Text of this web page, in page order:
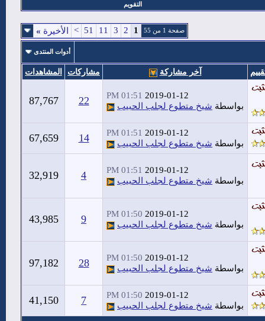
التقويم
صفحة 1 من 55 1
2
3
11
51
> الأخيرة »
أدوات المنتدى
آخر مشاركة مشاركات المشاهدات
2019-01-12
01:51 PM
بواسطة شيخ متطوع لجلب الحبيب 22
87,767
2019-01-12
01:51 PM
بواسطة شيخ متطوع لجلب الحبيب 14
67,659
2019-01-12
01:51 PM
بواسطة شيخ متطوع لجلب الحبيب 4
32,919
2019-01-12
01:50 PM
بواسطة شيخ متطوع لجلب الحبيب 9
43,985
2019-01-12
01:50 PM
بواسطة شيخ متطوع لجلب الحبيب 28
97,182
2019-01-12
01:50 PM
بواسطة شيخ متطوع لجلب الحبيب 7
41,150